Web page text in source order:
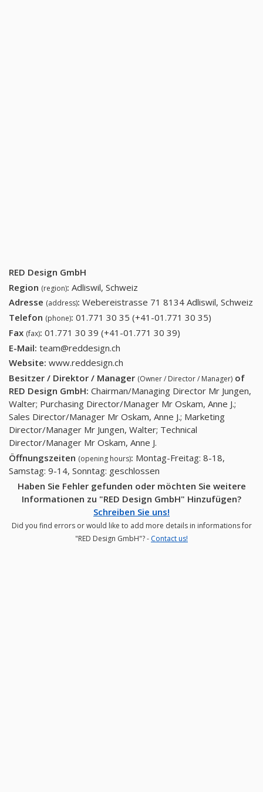
RED Design GmbH
Region (region): Adliswil, Schweiz
Adresse (address): Webereistrasse 71 8134 Adliswil, Schweiz
Telefon (phone): 01.771 30 35 (+41-01.771 30 35)
Fax (fax): 01.771 30 39 (+41-01.771 30 39)
E-Mail: team@reddesign.ch
Website: www.reddesign.ch
Besitzer / Direktor / Manager (Owner / Director / Manager) of
RED Design GmbH: Chairman/Managing Director Mr Jungen,
Walter; Purchasing Director/Manager Mr Oskam, Anne J.;
Sales Director/Manager Mr Oskam, Anne J.; Marketing
Director/Manager Mr Jungen, Walter; Technical
Director/Manager Mr Oskam, Anne J.
Öffnungszeiten (opening hours): Montag-Freitag: 8-18,
Samstag: 9-14, Sonntag: geschlossen
Haben Sie Fehler gefunden oder möchten Sie weitere
Informationen zu "RED Design GmbH" Hinzufügen?
Schreiben Sie uns!
Did you find errors or would like to add more details in informations for
"RED Design GmbH"? - Contact us!